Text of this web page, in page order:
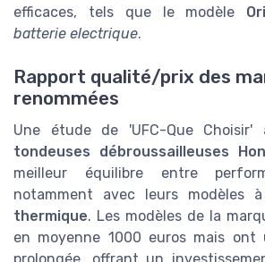
efficaces, tels que le modèle
batterie electrique.
Rapport qualité/prix des
renommées
Une étude de 'UFC-Que
tondeuses débroussailleuses
meilleur équilibre entre
notamment avec leurs modèles à
thermique. Les modèles de la
en moyenne 1000 euros mais